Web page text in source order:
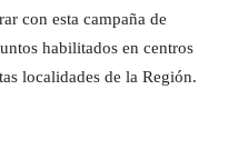
con esta campaña de
habilitados en centros
localidades de la Región.